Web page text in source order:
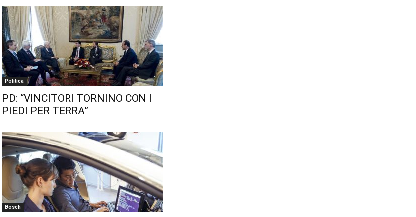
Politica
PD: “VINCITORI TORNINO CON I
PIEDI PER TERRA”
Bosch